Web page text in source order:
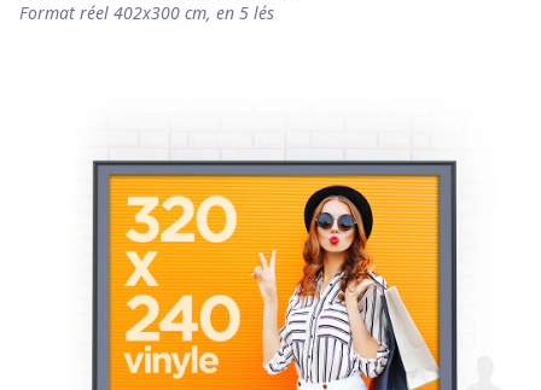
Format réel 402x300 cm, en 5 lés